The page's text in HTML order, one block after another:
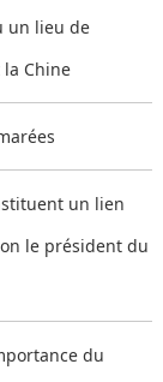
un lieu de
Chine
un lien
le président du
du